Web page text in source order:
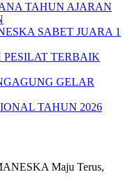
TAHUN AJARAN
SABET JUARA 1
TERBAIK
GELAR
TAHUN 2026
Maju Terus,